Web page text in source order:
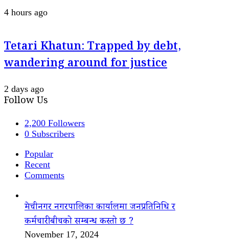
4 hours ago
Tetari Khatun: Trapped by debt,
wandering around for justice
2 days ago
Follow Us
2,200 Followers
0 Subscribers
Popular
Recent
Comments
मेचीनगर नगरपालिका कार्यालमा जनप्रतिनिधि र
कर्मचारीबीचको सम्बन्ध कस्तो छ ?
November 17, 2024